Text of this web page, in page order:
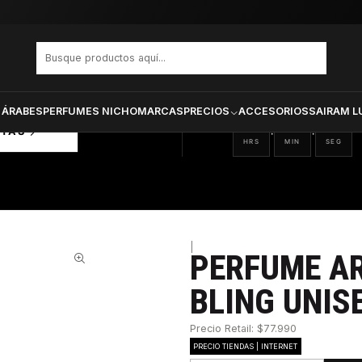
PERFUMES NICHOMARCASPRECIOS ACCESORIOSSAIRAM
DE NUIT BLING UNISEX EDP 75 ML
06
HRS
: 30
MIN
: 54
SEG
PERFUME
BLING
Precio Retail: $77.990
PRECIO TIENDAS | INTERNET